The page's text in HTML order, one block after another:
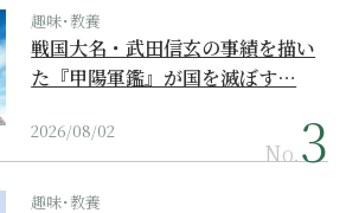
趣味･教養
戦国大名・武田信玄の事績を描い
た『甲陽軍鑑』が国を滅ぼす…
2026/08/02
No.
趣味･教養